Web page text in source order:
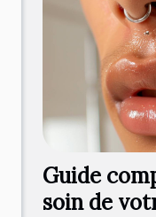
Guide
soin de